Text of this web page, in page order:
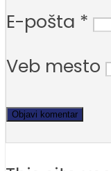
E-pošta *
Veb mesto